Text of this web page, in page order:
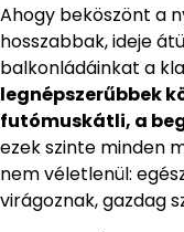
Ahogy beköszönt a
hosszabbak, ideje
balkonládáinkat a
legnépszerűbbek
futómuskátli, a
ezek szinte minden
nem véletlenül:
virágoznak, gazdag